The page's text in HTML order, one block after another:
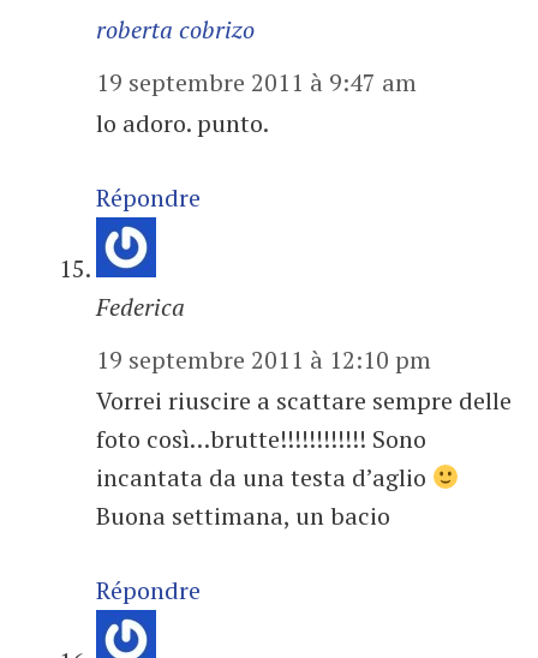
roberta cobrizo
19 septembre 2011 à 9:47 am
lo adoro. punto.
Répondre
Federica
19 septembre 2011 à 12:10 pm
Vorrei riuscire a scattare sempre delle
foto così…brutte!!!!!!!!!!!! Sono
incantata da una testa d’aglio
Buona settimana, un bacio
Répondre